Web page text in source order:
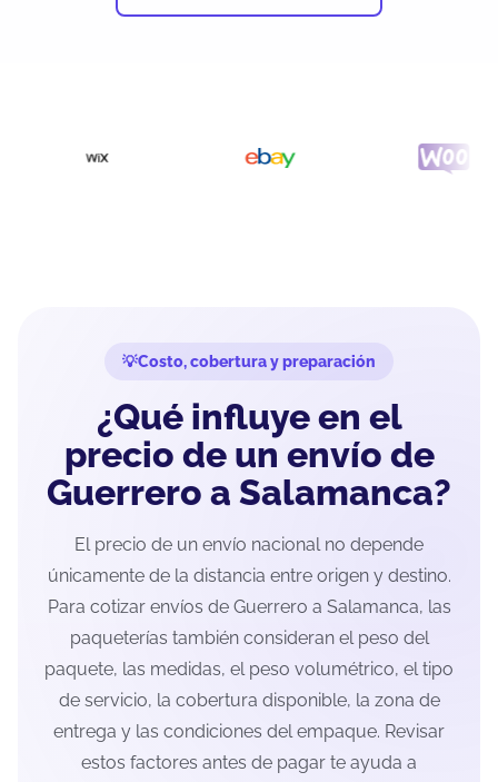
Costo, cobertura y preparación
¿Qué influye en el
precio de un envío de
Guerrero a Salamanca?
El precio de un envío nacional no depende
únicamente de la distancia entre origen y destino.
Para cotizar envíos de Guerrero a Salamanca, las
paqueterías también consideran el peso del
paquete, las medidas, el peso volumétrico, el tipo
de servicio, la cobertura disponible, la zona de
entrega y las condiciones del empaque. Revisar
estos factores antes de pagar te ayuda a